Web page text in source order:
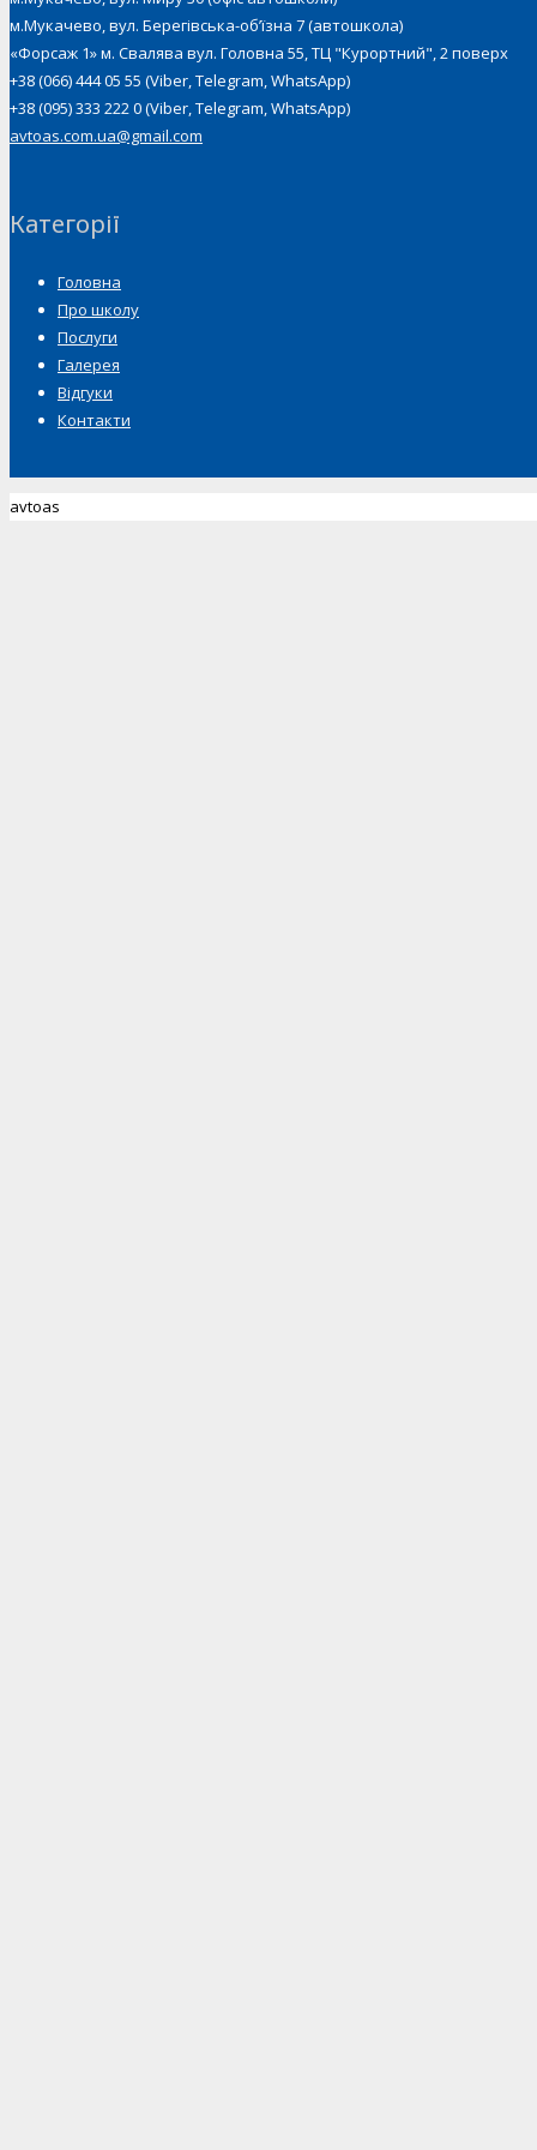
м.Мукачево, вул. Берегівська-об’їзна 7 (автошкола)
«Форсаж 1» м. Свалява вул. Головна 55, ТЦ "Курортний", 2 поверх
+38 (066) 444 05 55 (Viber, Telegram, WhatsApp)
+38 (095) 333 222 0 (Viber, Telegram, WhatsApp)
avtoas.com.ua@gmail.com
Категорії
Головна
Про школу
Послуги
Галерея
Відгуки
Контакти
avtoas